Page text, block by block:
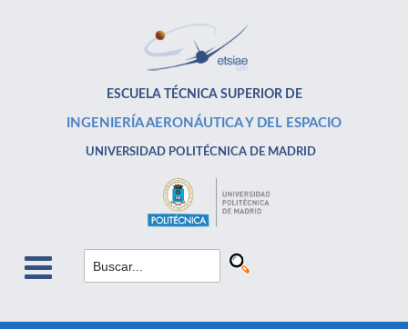
ESCUELA TÉCNICA SUPERIOR DE
INGENIERÍA AERONÁUTICA Y DEL ESPACIO
UNIVERSIDAD POLITÉCNICA DE MADRID